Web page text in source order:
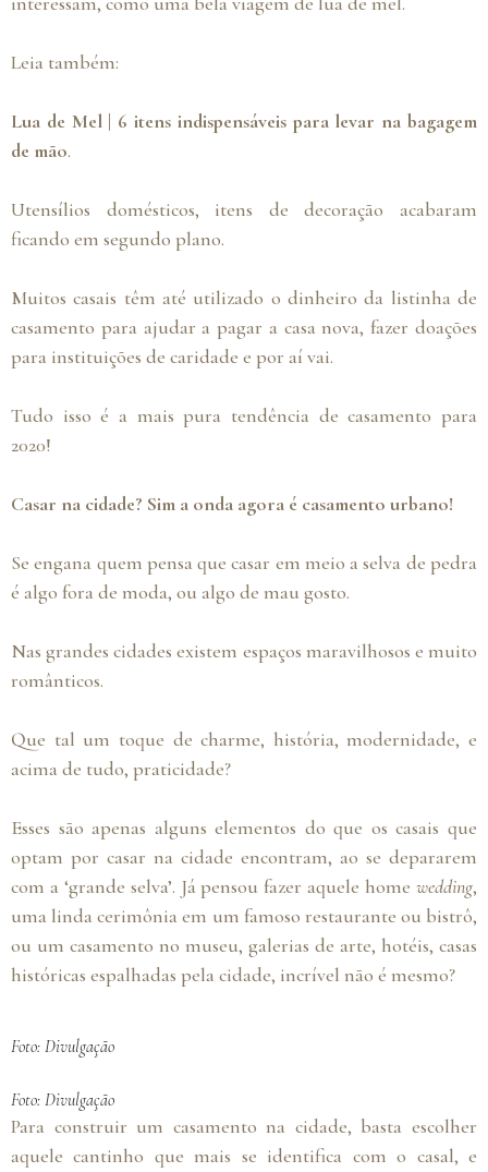
Leia também:
Lua de Mel | 6 itens indispensáveis para levar na bagagem
de mão.
Utensílios domésticos, itens de decoração acabaram
ficando em segundo plano.
Muitos casais têm até utilizado o dinheiro da listinha de
casamento para ajudar a pagar a casa nova, fazer doações
para instituições de caridade e por aí vai.
Tudo isso é a mais pura tendência de casamento para
2020!
Casar na cidade? Sim a onda agora é casamento urbano!
Se engana quem pensa que casar em meio a selva de pedra
é algo fora de moda, ou algo de mau gosto.
Nas grandes cidades existem espaços maravilhosos e muito
românticos.
Que tal um toque de charme, história, modernidade, e
acima de tudo, praticidade?
Esses são apenas alguns elementos do que os casais que
optam por casar na cidade encontram, ao se depararem
com a ‘grande selva’. Já pensou fazer aquele home wedding,
uma linda cerimônia em um famoso restaurante ou bistrô,
ou um casamento no museu, galerias de arte, hotéis, casas
históricas espalhadas pela cidade, incrível não é mesmo?
Foto: Divulgação
Foto: Divulgação
Para construir um casamento na cidade, basta escolher
aquele cantinho que mais se identifica com o casal, e